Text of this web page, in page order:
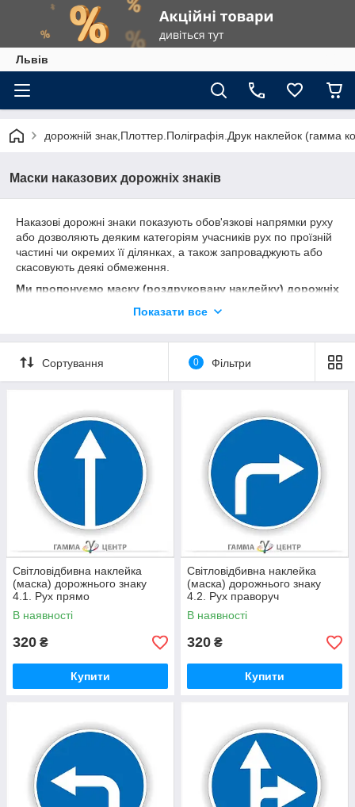
Львів
дорожній знак,Плоттер.Поліграфія.Друк наклейок (гамма
Маски наказових дорожніх знаків
Наказові дорожні знаки показують обов'язкові напрямки руху
або дозволяють деяким категоріям учасників рух по проїзній
частині чи окремих її ділянках, а також запроваджують або
скасовують деякі обмеження.
Ми пропонуємо маску (роздруковану наклейку) дорожніх
Показати все
Сортування 0 Фільтри
Світловідбивна наклейка
(маска) дорожнього знаку
4.1. Рух прямо
В наявності
320 ₴
Купити
Світловідбивна наклейка
(маска) дорожнього знаку
4.2. Рух праворуч
В наявності
320 ₴
Купити